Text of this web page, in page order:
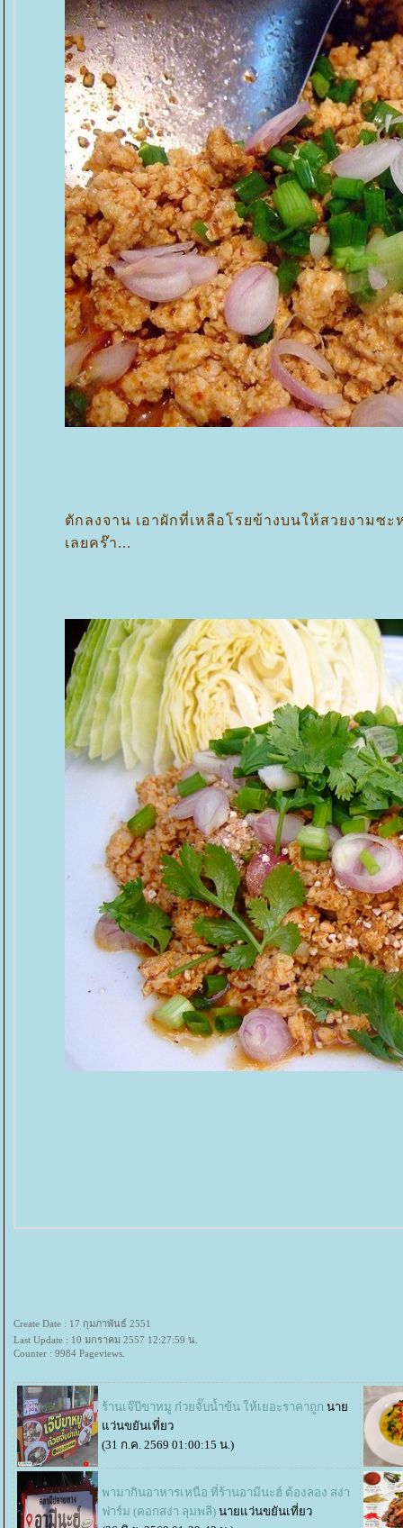
ตักลงจาน เอาผักที่เหลือโรยข้างบนให้สวยงามซ
เลยคร๊า...
Create Date : 17 กุมภาพันธ์ 2551
Last Update : 10 มกราคม 2557 12:27:59 น.
Counter : 9984 Pageviews.
ร้านเจ๊บีขาหมู ก๋วยจั๊บน้ำข้น ให้เยอะราคาถูก นา
ว่นขยันเที่ยว
(31 ก.ค. 2569 01:00:15 น.)
พามากินอาหารเหนือ ที่ร้านอามีนะฮ์ ต้องลอง สง่า
ฟาร์ม (คอกสง่า ลุมพลี) นายแว่นขยันเที่ยว